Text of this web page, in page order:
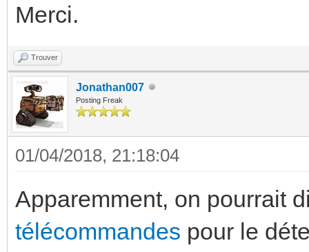
Merci.
Trouver
Jonathan007
Posting Freak
01/04/2018, 21:18:04
Apparemment, on pourrait
télécommandes pour le